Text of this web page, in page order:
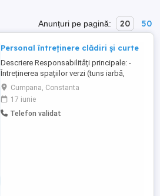
Anunțuri pe pagină: 20 50
Personal întreținere clădiri și curte
Descriere Responsabilități principale: -
Întreținerea spațiilor verzi (tuns iarbă,
curățenie, îngrijire plante etc.) - Lucrări de
mentenanță în incintă (verificări periodice,
reparații mici) - Execuția de lucrări ușoare
de finisaje interioare: zugrăveli, montaj
Cumpana, Constanta
17 iunie
Telefon validat